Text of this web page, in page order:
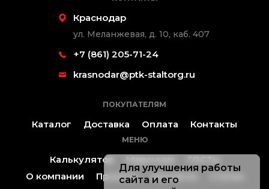
Краснодар
ул. Меланжевая, д. 10, каб. 407
+7 (861) 205-71-24
krasnodar@ptk-staltorg.ru
ПОКУПАТЕЛЯМ
Каталог Доставка Оплата Контакты
МЕНЮ
Калькулятор Марочник
ГОСТы
О компании
Проекты Контакты
Для улучшения работы
сайта и его